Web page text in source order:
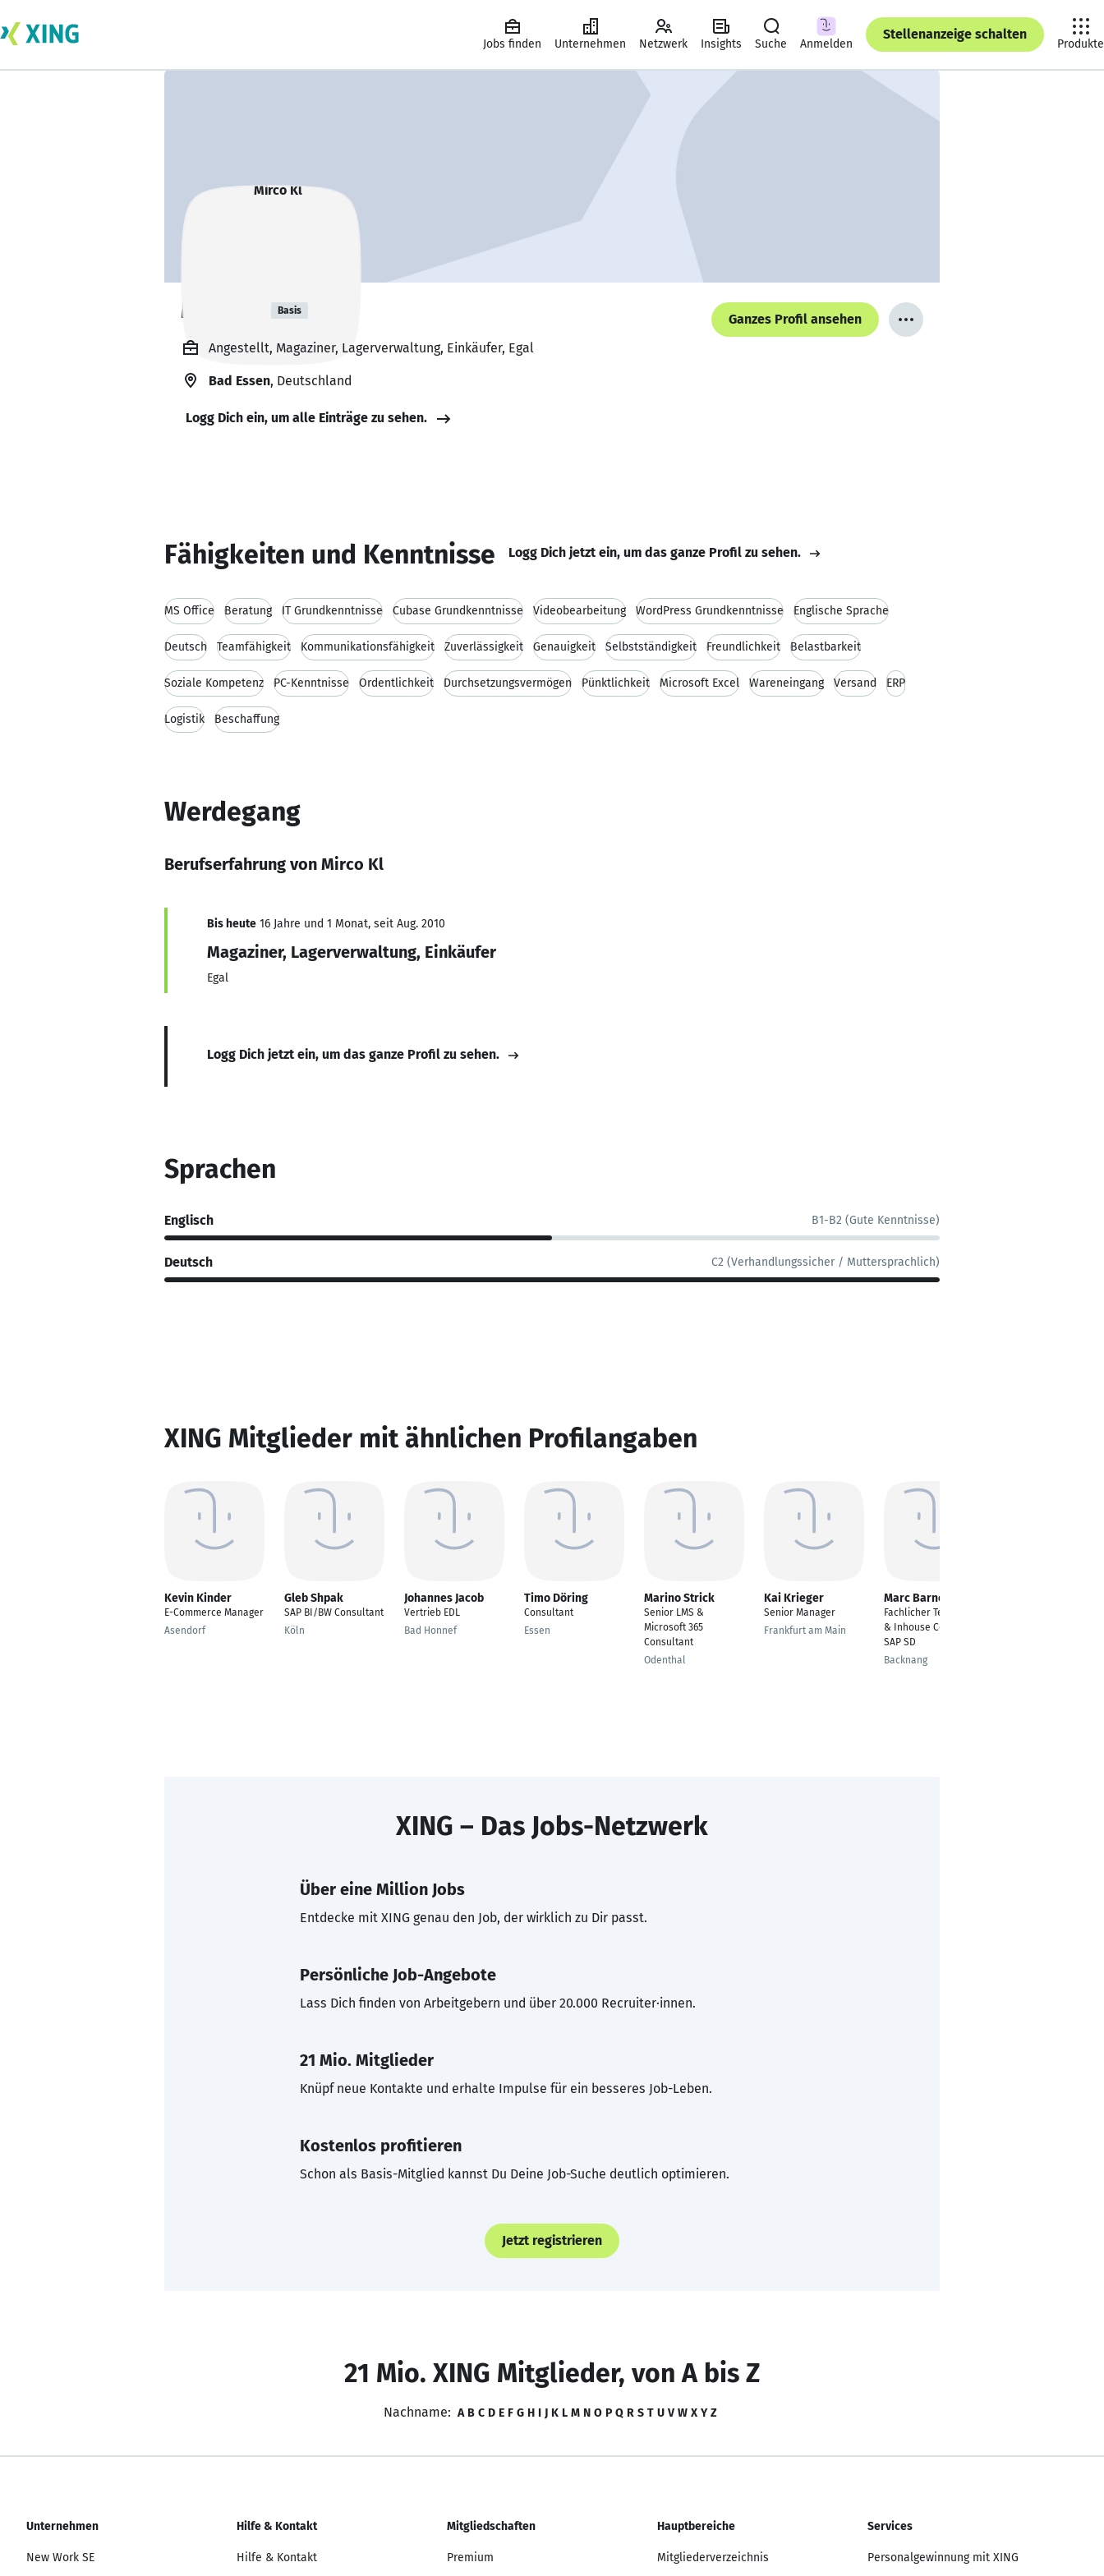
Jobs finden Unternehmen Netzwerk Insights Suche Anmelden
Stellenanzeige schalten
Produkte
Mirco Kl Basis
Ganzes Profil ansehen
Angestellt, Magaziner, Lagerverwaltung, Einkäufer, Egal
Bad Essen, Deutschland
Logg Dich ein, um alle Einträge zu sehen.
Fähigkeiten und Kenntnisse Logg Dich jetzt ein, um das ganze Profil zu sehen.
MS Office Beratung IT Grundkenntnisse Cubase Grundkenntnisse Videobearbeitung WordPress Grundkenntnisse Englische Sprache
Deutsch Teamfähigkeit Kommunikationsfähigkeit Zuverlässigkeit Genauigkeit Selbstständigkeit Freundlichkeit Belastbarkeit
Soziale Kompetenz PC-Kenntnisse Ordentlichkeit Durchsetzungsvermögen Pünktlichkeit Microsoft Excel Wareneingang Versand ERP
Logistik Beschaffung
Werdegang
Berufserfahrung von Mirco Kl
Bis heute 16 Jahre und 1 Monat, seit Aug. 2010
Magaziner, Lagerverwaltung, Einkäufer
Egal
Logg Dich jetzt ein, um das ganze Profil zu sehen.
Sprachen
Englisch B1-B2 (Gute Kenntnisse)
Deutsch C2 (Verhandlungssicher / Muttersprachlich)
XING Mitglieder mit ähnlichen Profilangaben
Kevin Kinder
E-Commerce Manager
Asendorf
Gleb Shpak
SAP BI/BW Consultant
Köln
Johannes Jacob
Vertrieb EDL
Bad Honnef
Timo Döring
Consultant
Essen
Marino Strick
Senior LMS &
Microsoft 365
Consultant
Odenthal
Kai Krieger
Senior Manager
Frankfurt am Main
Marc Barner
Fachlicher Teamlead
& Inhouse Consultant
SAP SD
Backnang
XING – Das Jobs-Netzwerk
Über eine Million Jobs
Entdecke mit XING genau den Job, der wirklich zu Dir passt.
Persönliche Job-Angebote
Lass Dich finden von Arbeitgebern und über 20.000 Recruiter·innen.
21 Mio. Mitglieder
Knüpf neue Kontakte und erhalte Impulse für ein besseres Job-Leben.
Kostenlos profitieren
Schon als Basis-Mitglied kannst Du Deine Job-Suche deutlich optimieren.
Jetzt registrieren
21 Mio. XING Mitglieder, von A bis Z
Nachname: A B C D E F G H I J K L M N O P Q R S T U V W X Y Z
Unternehmen
New Work SE
Hilfe & Kontakt
Hilfe & Kontakt
Mitgliedschaften
Premium
Hauptbereiche
Mitgliederverzeichnis
Services
Personalgewinnung mit XING